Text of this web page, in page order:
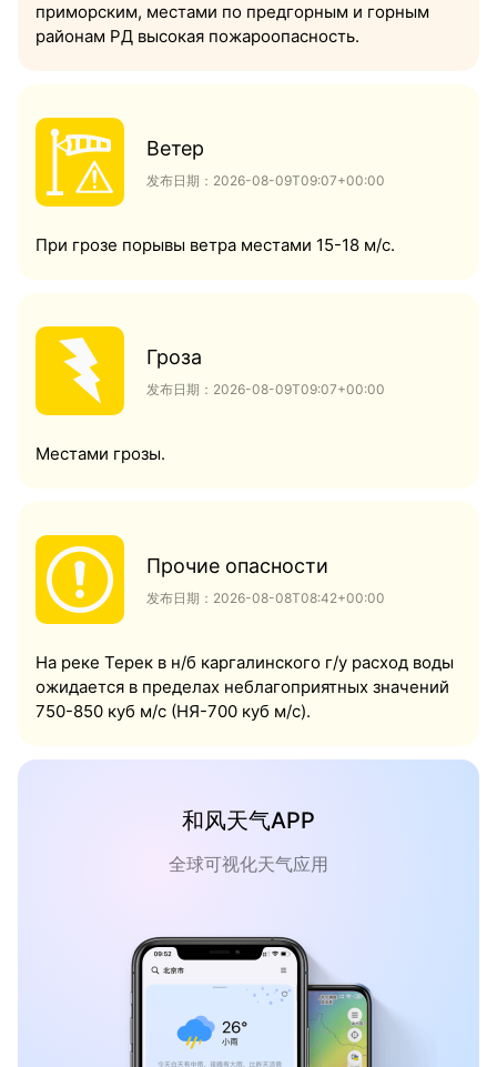
приморским, местами по предгорным и горным
районам РД высокая пожароопасность.
Ветер
发布日期：2026-08-09T09:07+00:00
При грозе порывы ветра местами 15-18 м/с.
Гроза
发布日期：2026-08-09T09:07+00:00
Местами грозы.
Прочие опасности
发布日期：2026-08-08T08:42+00:00
На реке Терек в н/б каргалинского г/у расход воды
ожидается в пределах неблагоприятных значений
750-850 куб м/с (НЯ-700 куб м/с).
和风天气APP
全球可视化天气应用